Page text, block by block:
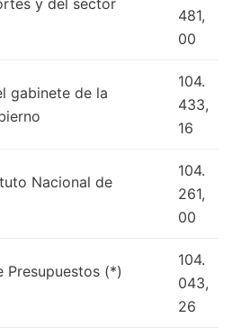
481,
00
gabinete de la
104.
433,
16
Nacional de
104.
261,
00
Presupuestos (*)
104.
043,
26